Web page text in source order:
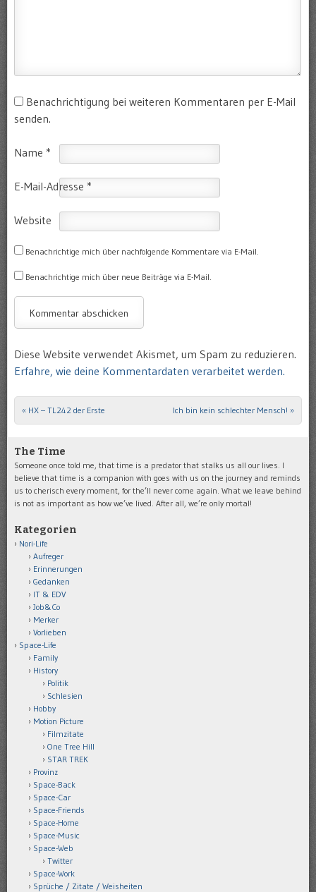
Benachrichtigung bei weiteren Kommentaren per E-Mail
senden.
Name *
E-Mail-Adresse *
Website
Benachrichtige mich über nachfolgende Kommentare via E-Mail.
Benachrichtige mich über neue Beiträge via E-Mail.
Diese Website verwendet Akismet, um Spam zu reduzieren.
Erfahre, wie deine Kommentardaten verarbeitet werden.
Post navigation
« HX – TL242 der Erste Ich bin kein schlechter Mensch! »
The Time
Someone once told me, that time is a predator that stalks us all our lives. I
believe that time is a companion with goes with us on the journey and reminds
us to cherisch every moment, for the’ll never come again. What we leave behind
is not as important as how we’ve lived. After all, we’re only mortal!
Kategorien
Nori-Life
Aufreger
Erinnerungen
Gedanken
IT & EDV
Job&Co
Merker
Vorlieben
Space-Life
Family
History
Politik
Schlesien
Hobby
Motion Picture
Filmzitate
One Tree Hill
STAR TREK
Provinz
Space-Back
Space-Car
Space-Friends
Space-Home
Space-Music
Space-Web
Twitter
Space-Work
Sprüche / Zitate / Weisheiten